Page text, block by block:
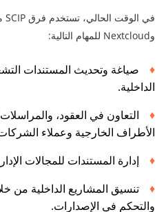
وNextcloud للمهام التالية:
صياغة وتحديث المستندات
الداخلية.
التعاون في العقود،
الأطراف الخارجية وعملاء
إدارة المستندات للمجالات
تنسيق المشاريع الداخلية من
والتحكم في الإصدارات.